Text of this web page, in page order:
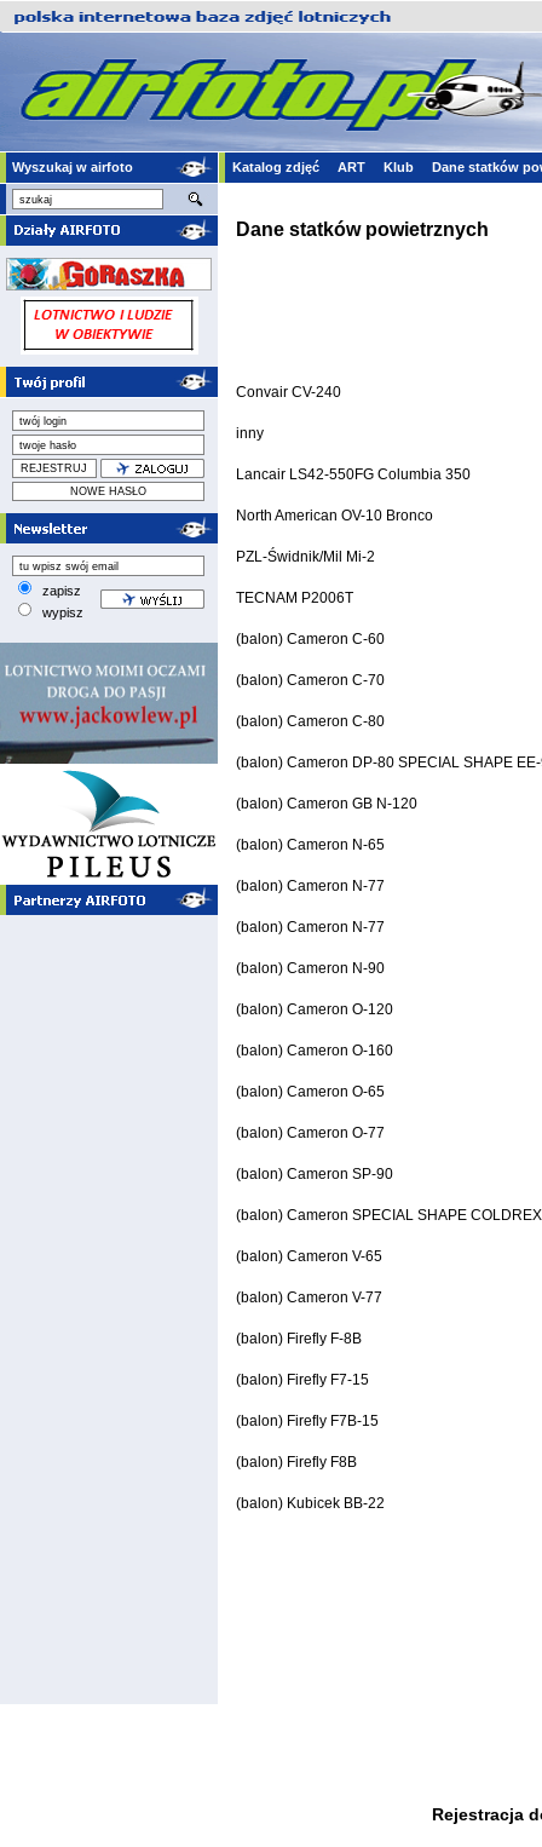
Wyszukaj w airfoto Katalog zdjęć ART Klub Dane statków
zapisz
wypisz
Dane statków powietrznych
Convair CV-240
inny
Lancair LS42-550FG Columbia 350
North American OV-10 Bronco
PZL-Świdnik/Mil Mi-2
TECNAM P2006T
(balon) Cameron C-60
(balon) Cameron C-70
(balon) Cameron C-80
(balon) Cameron DP-80 SPECIAL SHAPE
(balon) Cameron GB N-120
(balon) Cameron N-65
(balon) Cameron N-77
(balon) Cameron N-77
(balon) Cameron N-90
(balon) Cameron O-120
(balon) Cameron O-160
(balon) Cameron O-65
(balon) Cameron O-77
(balon) Cameron SP-90
(balon) Cameron SPECIAL SHAPE
(balon) Cameron V-65
(balon) Cameron V-77
(balon) Firefly F-8B
(balon) Firefly F7-15
(balon) Firefly F7B-15
(balon) Firefly F8B
(balon) Kubicek BB-22
Rejestracja